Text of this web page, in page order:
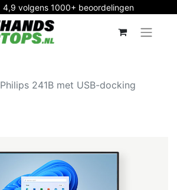
4,9 volgens 1000+ beoordelingen
Philips 241B met USB-docking